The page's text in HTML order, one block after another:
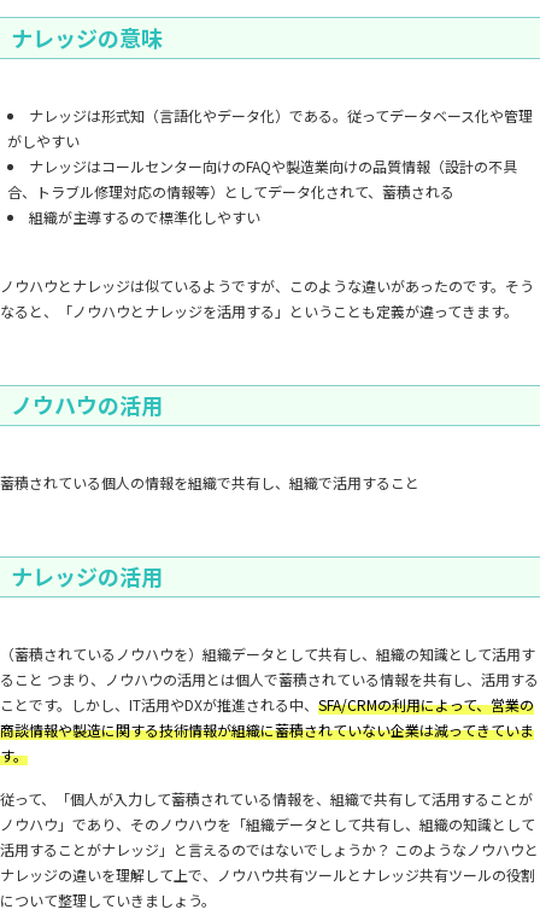
ナレッジの意味
ナレッジは形式知（言語化やデータ化）である。従ってデータベース化や管理
がしやすい
ナレッジはコールセンター向けのFAQや製造業向けの品質情報（設計の不具
合、トラブル修理対応の情報等）としてデータ化されて、蓄積される
組織が主導するので標準化しやすい
ノウハウとナレッジは似ているようですが、このような違いがあったのです。そう
なると、「ノウハウとナレッジを活用する」ということも定義が違ってきます。
ノウハウの活用
蓄積されている個人の情報を組織で共有し、組織で活用すること
ナレッジの活用
（蓄積されているノウハウを）組織データとして共有し、組織の知識として活用す
ること つまり、ノウハウの活用とは個人で蓄積されている情報を共有し、活用する
ことです。しかし、IT活用やDXが推進される中、 SFA/CRMの利用によって、営業の
商談情報や製造に関する技術情報が組織に蓄積されていない企業は減ってきていま
す。
従って、「個人が入力して蓄積されている情報を、組織で共有して活用することが
ノウハウ」であり、そのノウハウを「組織データとして共有し、組織の知識として
活用することがナレッジ」と言えるのではないでしょうか？ このようなノウハウと
ナレッジの違いを理解して上で、ノウハウ共有ツールとナレッジ共有ツールの役割
について整理していきましょう。